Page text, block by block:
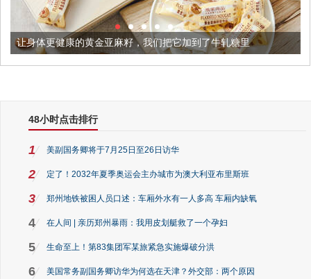
康的黄金亚麻籽，我们把它加到了牛轧糖里 被列入佛家
48小时点击排行
1 美副国务卿将于7月25日至26日访华
2 定了！2032年夏季奥运会主办城市为澳大利亚布里斯班
3 郑州地铁被困人员口述：车厢外水有一人多高 车厢内缺氧
4 在人间 | 亲历郑州暴雨：我用皮划艇救了一个孕妇
5 生命至上！第83集团军某旅紧急实施爆破分洪
6 美国常务副国务卿访华为何选在天津？外交部：两个原因